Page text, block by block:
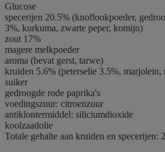
Glucose
specerijen 20.5% (knoflookpoeder,
3%, kurkuma, zwarte peper, komijn)
zout 17%
magere melkpoeder
aroma (bevat gerst, tarwe)
kruiden 5.6% (peterselie 3.5%,
suiker
gedroogde rode paprika's
voedingszuur: citroenzuur
antiklontermiddel: siliciumdioxide
koolzaadolie
Totale gehalte aan kruiden en specerijen: